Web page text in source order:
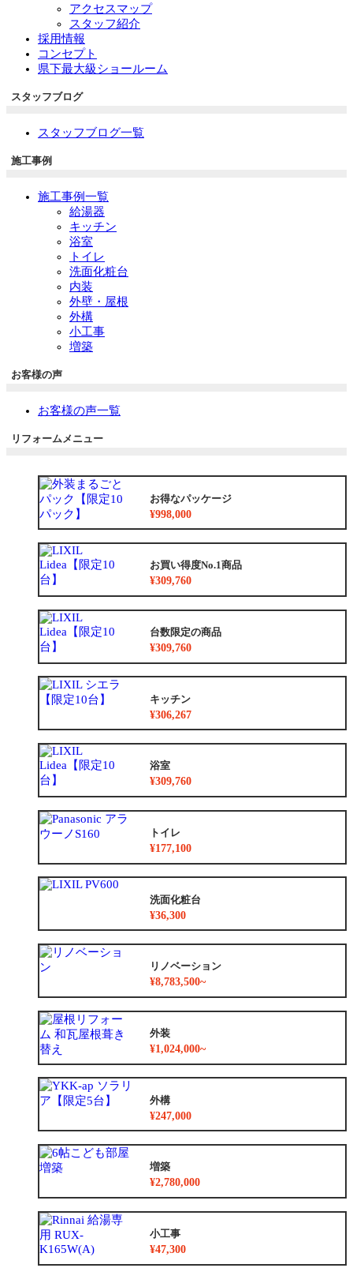
アクセスマップ
スタッフ紹介
採用情報
コンセプト
県下最大級ショールーム
スタッフブログ
スタッフブログ一覧
施工事例
施工事例一覧
給湯器
キッチン
浴室
トイレ
洗面化粧台
内装
外壁・屋根
外構
小工事
増築
お客様の声
お客様の声一覧
リフォームメニュー
お得なパッケージ
¥998,000
お買い得度No.1商品
¥309,760
台数限定の商品
¥309,760
キッチン
¥306,267
浴室
¥309,760
トイレ
¥177,100
洗面化粧台
¥36,300
リノベーション
¥8,783,500~
外装
¥1,024,000~
外構
¥247,000
増築
¥2,780,000
小工事
¥47,300